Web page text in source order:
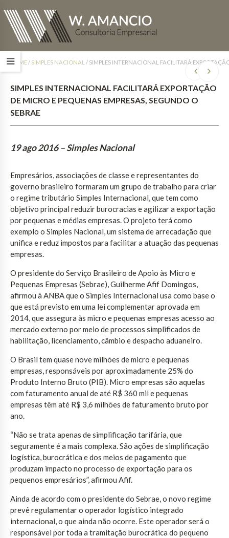
HOME/ SIMPLES NACIONAL / SIMPLES INTERNACIONAL FACILITARÁ
SIMPLES INTERNACIONAL FACILITARÁ EXPORTAÇÃO
DE MICRO E PEQUENAS EMPRESAS, SEGUNDO O
SEBRAE
19 ago 2016 – Simples Nacional
Empresários, associações de classe e representantes do
governo brasileiro formaram um grupo de trabalho para criar
o regime tributário Simples Internacional, que tem como
objetivo principal reduzir burocracias e agilizar a exportação
por pequenas e médias empresas. O projeto terá como
exemplo o Simples Nacional, um sistema de arrecadação que
unifica e reduz impostos para facilitar a atuação das pequenas
empresas.
O presidente do Serviço Brasileiro de Apoio às Micro e
Pequenas Empresas (Sebrae), Guilherme Afif Domingos,
afirmou à ANBA que o Simples Internacional usa como base o
que está previsto em uma lei complementar aprovada em
2014, que assegura às micro e pequenas empresas acesso ao
mercado externo por meio de processos simplificados de
habilitação, licenciamento, câmbio e despacho aduaneiro.
O Brasil tem quase nove milhões de micro e pequenas
empresas, responsáveis por aproximadamente 25% do
Produto Interno Bruto (PIB). Micro empresas são aquelas
com faturamento anual de até R$ 360 mil e pequenas
empresas têm até R$ 3,6 milhões de faturamento bruto por
ano.
“Não se trata apenas de simplificação tarifária, que
seguramente é a mais complexa. São ações de simplificação
logística, burocrática e dos meios de pagamento que
produzam impacto no processo de exportação para os
pequenos empresários”, afirmou Afif.
Ainda de acordo com o presidente do Sebrae, o novo regime
prevê regulamentar o operador logístico integrado
internacional, o que ainda não ocorre. Este operador será o
responsável por toda a tramitação burocrática do pequeno